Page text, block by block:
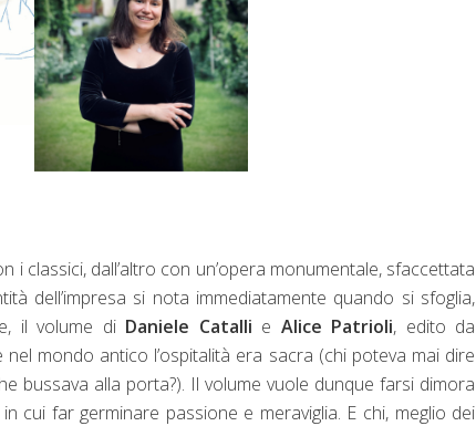
classici, dall’altro con un’opera monumentale, sfaccettata
dell’impresa si nota immediatamente quando si sfoglia,
il volume di Daniele Catalli e Alice Patrioli, edito da
nel mondo antico l’ospitalità era sacra (chi poteva mai dire
bussava alla porta?). Il volume vuole dunque farsi dimora
cui far germinare passione e meraviglia. E chi, meglio dei